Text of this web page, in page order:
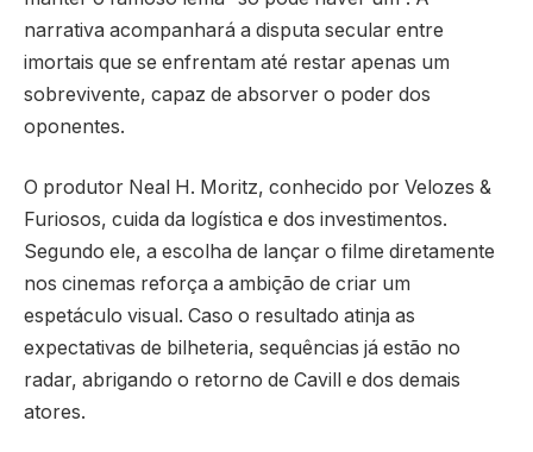
narrativa acompanhará a disputa secular entre
imortais que se enfrentam até restar apenas um
sobrevivente, capaz de absorver o poder dos
oponentes.
O produtor Neal H. Moritz, conhecido por Velozes &
Furiosos, cuida da logística e dos investimentos.
Segundo ele, a escolha de lançar o filme diretamente
nos cinemas reforça a ambição de criar um
espetáculo visual. Caso o resultado atinja as
expectativas de bilheteria, sequências já estão no
radar, abrigando o retorno de Cavill e dos demais
atores.